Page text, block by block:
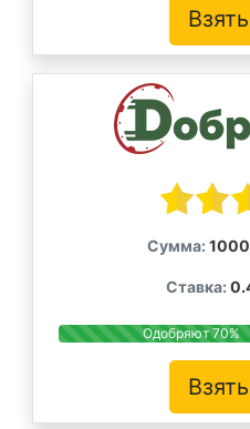
Сумма:
Ставка:
Одобряют 70%